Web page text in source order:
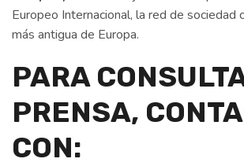
Europeo Internacional, la red de sociedad
más antigua de Europa.
PARA
PRENSA,
CON: